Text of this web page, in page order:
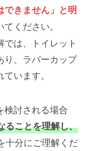
できません」と明
ください。
は、トイレット
り、ラバーカップ
います。
検討される場合
ることを理解し、
十分にご理解くだ